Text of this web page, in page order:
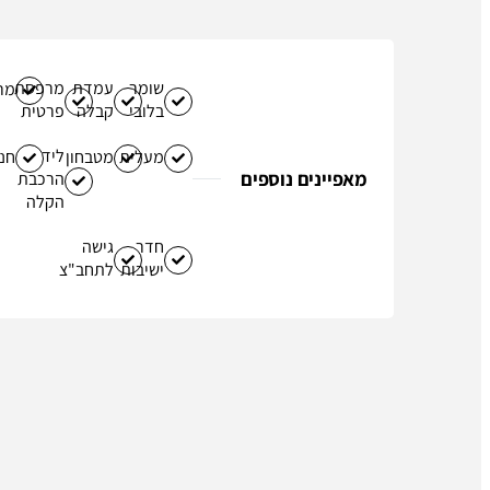
מאפיינים נוספים
שומר
בלובי
עמדת
קבלה
מרפסת
פרטית
מעליתמטבחוןליד
הרכבת
הקלה
חדר
ישיבות
גישה
לתחב"צ